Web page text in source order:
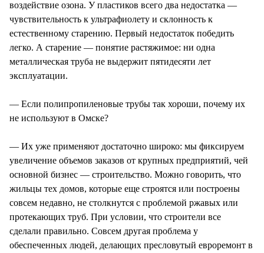
воздействие озона. У пластиков всего два недостатка —
чувствительность к ультрафиолету и склонность к
естественному старению. Первый недостаток победить
легко. А старение — понятие растяжимое: ни одна
металлическая труба не выдержит пятидесяти лет
эксплуатации.
— Если полипропиленовые трубы так хороши, почему их
не используют в Омске?
— Их уже применяют достаточно широко: мы фиксируем
увеличение объемов заказов от крупных предприятий, чей
основной бизнес — строительство. Можно говорить, что
жильцы тех домов, которые еще строятся или построены
совсем недавно, не столкнутся с проблемой ржавых или
протекающих труб. При условии, что строители все
сделали правильно. Совсем другая проблема у
обеспеченных людей, делающих пресловутый евроремонт в